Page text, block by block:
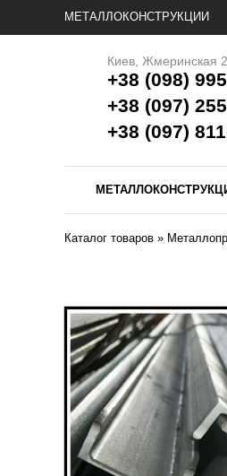
МЕТАЛЛОКОНСТРУКЦИИ
Киев, Жмеринская
+38 (098)
+38 (097)
+38 (097)
Каталог товаров »